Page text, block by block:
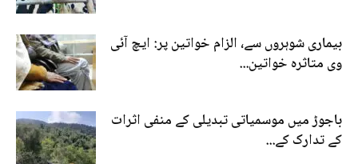
بیماری شوہروں سے، الزام خواتین پر: ایچ آئی
وی متاثرہ خواتین...
باجوڑ میں موسمیاتی تبدیلی کے منفی اثرات
کے تدارک کے...